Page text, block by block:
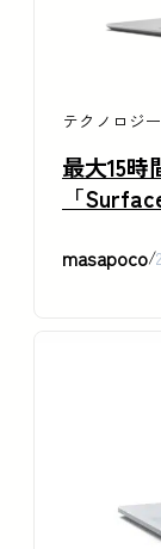
テクノロジー
最大15
「
masapoco/